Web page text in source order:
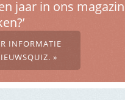
jaar in ons
INFORMATIE
»